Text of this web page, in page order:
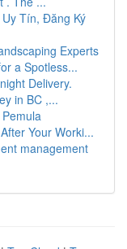
Tín, Đăng Ký
Experts
a Spotless...
Delivery.
in BC ,...
Your Worki...
management